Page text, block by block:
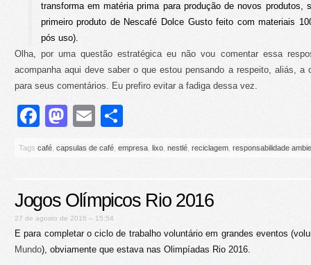
transforma em matéria prima para produção de novos produtos,
primeiro produto de Nescafé Dolce Gusto feito com materiais
pós uso).
Olha, por uma questão estratégica eu não vou comentar essa
acompanha aqui deve saber o que estou pensando a respeito, aliás, a
para seus comentários. Eu prefiro evitar a fadiga dessa vez.
Facebook
Mastodon
Email
Tags café, capsulas de café, empresa, lixo, nestlé, reciclagem, responsabilidade
Jogos Olímpicos Rio 2016
27 de agosto de 2016 – 15:54
E para completar o ciclo de trabalho voluntário em grandes eventos
Mundo), obviamente que estava nas Olimpíadas Rio 2016.